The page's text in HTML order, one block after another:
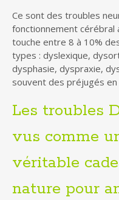
Ce sont des troubles
fonctionnement cérébral
touche entre 8 à 10%
types : dyslexique,
dysphasie, dyspraxie,
souvent des préjugés en
Les troubles
vus comme
véritable
nature pour